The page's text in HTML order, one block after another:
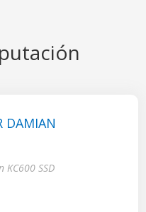
DAMIAN
KC600 SSD